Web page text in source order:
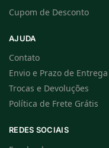
Cupom de Desconto
AJUDA
Contato
Envio e Prazo de Entrega
Trocas e Devoluções
Política de Frete Grátis
REDES SOCIAIS